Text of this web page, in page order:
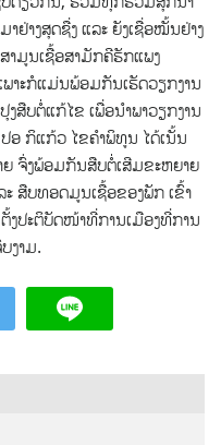
ຢ່າງສຸດຊື່ງ ແລະ ຍັງເຊື່ອໝັ້ນຢ່າງ
ມູນເຊື້ອສາມັກຄີຮັກແພງ
ພາະກໍແມ່ນພ້ອມກັນເຮັດວຽກງານ
ສືບຕໍ່ແກ້ໄຂ ເພື່ອນໍາພາວຽກງານ
ກິແກ້ວ ໄຂຄໍາພິທູນ ໄດ້ເນັ້ນ
ຈົ່ງພ້ອມກັນສືບຕໍ່ເສີມຂະຫຍາຍ
ສືບທອດມູນເຊື້ອຂອງພັກ ເຂົ້າ
ປະຕິບັດໜ້າທີ່ການເມືອງທີ່ການ
ງາມ.